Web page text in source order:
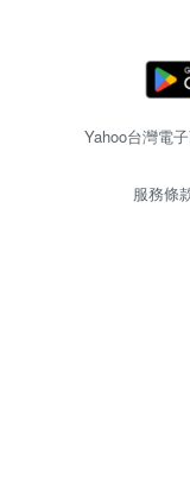
Yahoo台灣電
服務條